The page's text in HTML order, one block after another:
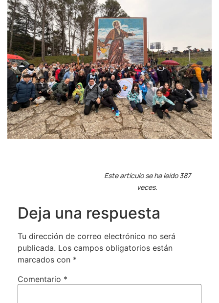
Este artículo se ha leído 387
veces.
Deja una respuesta
Tu dirección de correo electrónico no será
publicada. Los campos obligatorios están
marcados con *
Comentario *